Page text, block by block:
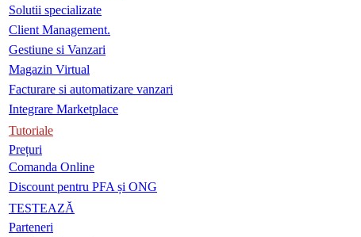
Solutii specializate
Client Management.
Gestiune si Vanzari
Magazin Virtual
Facturare si automatizare vanzari
Integrare Marketplace
Tutoriale
Prețuri
Comanda Online
Discount pentru PFA și ONG
TESTEAZĂ
Parteneri